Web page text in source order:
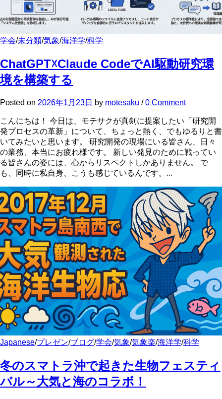
学会/未分類/気象/海洋学/科学
ChatGPT☓Claude CodeでAI駆動研究環
境を構築する
Posted on 2026年1月23日 by motesaku /0 Comment
こんにちは！ 今日は、モテサクが真剣に提案したい「研究開
発プロセスの革新」について、ちょっと熱く、でもゆるりと書
いてみたいと思います。 研究開発の現場にいる皆さん、日々
の業務、本当にお疲れ様です。 新しい発見のために戦ってい
る皆さんの姿には、心からリスペクトしかありません。 で
も、同時に私自身、こうも感じているんです。...
Japanese/プレゼン/ブログ/学会/気象/気象楽/海洋学/科学
冬のスマトラ沖で起きた生物フェスティ
バル～大気と海のコラボ！